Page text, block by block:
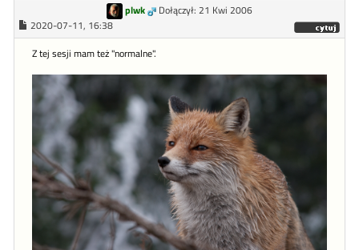
plwk
Dołączył: 21 Kwi 2006
2020-07-11, 16:38
Z tej sesji mam też "normalne".